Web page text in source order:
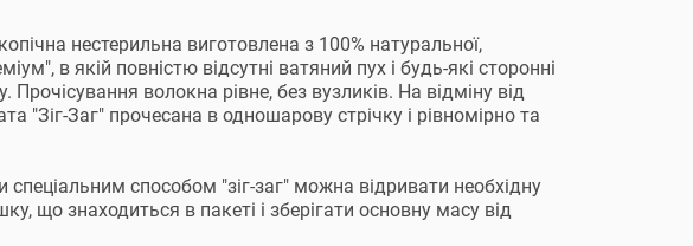
нестерильна виготовлена ​​з 100% натуральної,
в якій повністю відсутні ватяний пух і будь-які сторонні
волокна рівне, без вузликів. На відміну від
"Зіг-Заг" прочесана в одношарову стрічку і рівномірно та
способом "зіг-заг" можна відривати необхідну
що знаходиться в пакеті і зберігати основну масу від